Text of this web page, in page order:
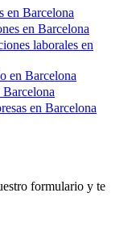
en Barcelona
en Barcelona
laborales en
en Barcelona
Barcelona
en Barcelona
formulario y te